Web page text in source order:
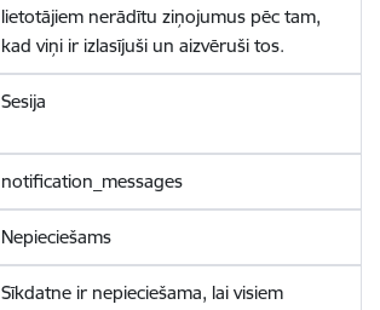
lietotājiem nerādītu ziņojumus pēc tam,
kad viņi ir izlasījuši un aizvēruši tos.
Sesija
notification_messages
Nepieciešams
Sīkdatne ir nepieciešama, lai visiem